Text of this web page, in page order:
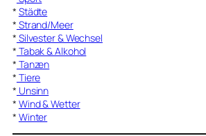
* Städte
* Strand/Meer
* Silvester & Wechsel
* Tabak & Alkohol
* Tanzen
* Tiere
* Unsinn
* Wind & Wetter
* Winter